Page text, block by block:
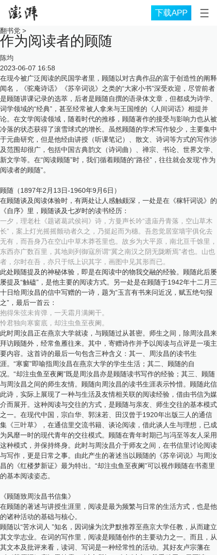
下载APP
翻书党 >
作为阅读者的顾随
陈均
2023-06-07 16:58
在现今被广泛阅读的民国学者里，顾随以对古典作品的富于创造性的阐释
闻名，《驼庵诗话》《苏辛词说》之类的“大家小书”深受欢迎，尽管前者
是顾随讲课记录的选萃，后者是顾随自撰的语录体文章，但都成为诗学、
词学领域的“经典”，甚至经常被人拿来与王国维的《人间词话》相提并
论。在文学阅读领域，随着时代的推移，顾随著作的接受与影响力也从被
冷落的状态获得了滚雪球式的增长。虽然顾随的学术写作较少，主要集中
于元曲研究，但是他经由讲授（听课笔记）、散文、诗词等方式的写作涉
及范围却很广，包括中国古典韵文（诗词曲）、禅宗、书论、世界文学、
新文学等。在“阅读顾随”时，我们循着顾随的“路径”，往往就会发现“作为
阅读者的顾随”。
顾随（1897年2月13日-1960年9月6日）
在顾随谈及阅读体验时，有两处让人感触颇深，一处是在《稼轩词说》的
《自序》里，顾随谈及七岁时的读书经历：
一夕，理老杜《题诸葛武侯祠》诗，方曼声长吟“遗庙丹青落，空山草木
长”，案上灯光摇摇颤动者久之，乃挺起而为穗。吾忽觉居室墙宇俱化去
无有，而吾身乃在空山中草木莽苍里也。故乡为大平原，南北亘千馀里，
东西亦广数百里，其地则列御寇所谓“冀之南汉之阴无陇断焉”者也。山也
者，尔时在吾，亦只于纸上识其字，画图中见其形而已。
此处顾随提及的神秘体验，即是在阅读中的物我交融的经验。顾随此后屡
屡提及“触磕”，是他主要的阅读方式。另一处是在顾随于1942年十二月三
十日给周汝昌的信中写赠的一诗，题为“玉言有书来问近况，赋五绝句报
之”，最后一首云：
抱得朱弦未肯弹，一天霜月满阑干。
怜君独向寒窗底，却注虫鱼至夜阑。
此时周汝昌正在燕京大学就读，与顾随过从甚密。师生之间，除周汝昌来
拜访顾随外，经常鱼雁往来。其中，寄赠诗作并予以阅读与点评是一项主
要内容。这首诗的最后一句包含三种含义：其一、周汝昌的读书生
涯。“寒窗”即喻指周汝昌在燕京大学的学生生活；其二、顾随的自
况。“却注虫鱼至夜阑”既是周汝昌亦是顾随读书写作的经验；其三、顾随
与周汝昌之间的师生友情。顾随向周汝昌的读书生涯表示怜惜。顾随此信
此诗，实际上展现了一种与生活及友情相关联的阅读经验，借由书信为媒
介而展开。这种阅读与交往的方式，是顾随与亲友、师生交往的基本模式
之一。在现代中国，宗白华、郭沫若、田汉曾于1920年出版三人的通信
集《三叶草》，在通信里交流书籍、谈论阅读，借此谈人生与理想，已成
为风靡一时的现代青年的交往模式。顾随在青年时期已与冯至等友人采用
这种模式，并保持终身。此时与周汝昌介于师友之间，在书信里讨论阅读
与写作，更是日常之事。由此产生的著述当以顾随的《苏辛词说》与周汝
昌的《红楼梦新证》最为特出。“却注虫鱼至夜阑”可以视作顾随在书斋里
的基本阅读姿态。
《顾随致周汝昌书信集》
在顾随的著述与讲授生涯里，阅读是最为频繁与日常的生活方式，也是他
的诸种活动的基础与核心。
顾随以“苦水词人 ”知名，因词缘为沈尹默推荐至燕京大学任教，从而建立
其文学志业。在词的写作里，阅读是顾随创作的主要动力之一。而且，从
其文本及批评来看，读词、写词是一种经常性的活动。其好友卢宗藩在